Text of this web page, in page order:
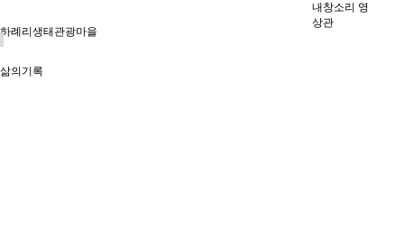
하례리생태관광마을
삶의기록
내창소리 영
상관